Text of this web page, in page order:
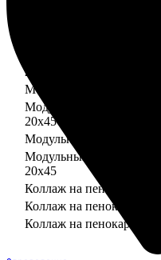
20х45
Модульный пенокартон
Модульный пенокартон
20х45
Модульный пенокартон
Модульный пенокартон
20х45
Коллаж на пенокартоне
Коллаж на пенокартоне
Коллаж на пенокартоне